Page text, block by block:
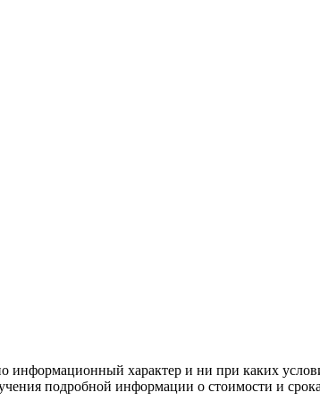
характер и ни при каких
подробной информации о стоимости и